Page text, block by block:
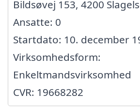
Bildsøvej 153, 4200
Ansatte: 0
Startdato: 10. december
Virksomhedsform:
Enkeltmandsvirksomhed
CVR: 19668282